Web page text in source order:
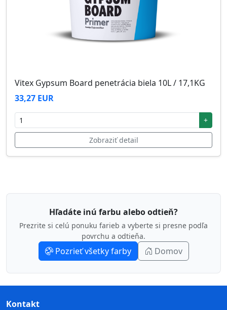
Vitex Gypsum Board penetrácia biela 10L / 17,1KG
33,27 EUR
+
Zobraziť detail
Hľadáte inú farbu alebo odtieň?
Prezrite si celú ponuku farieb a vyberte si presne podľa
povrchu a odtieňa.
Pozrieť všetky farby Domov
Kontakt